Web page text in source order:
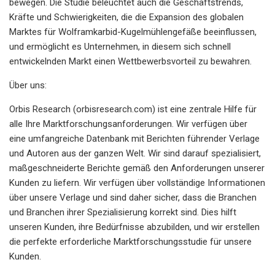
bewegen. Die Studie beleuchtet auch die Geschäftstrends,
Kräfte und Schwierigkeiten, die die Expansion des globalen
Marktes für Wolframkarbid-Kugelmühlengefäße beeinflussen,
und ermöglicht es Unternehmen, in diesem sich schnell
entwickelnden Markt einen Wettbewerbsvorteil zu bewahren.
Über uns:
Orbis Research (orbisresearch.com) ist eine zentrale Hilfe für
alle Ihre Marktforschungsanforderungen. Wir verfügen über
eine umfangreiche Datenbank mit Berichten führender Verlage
und Autoren aus der ganzen Welt. Wir sind darauf spezialisiert,
maßgeschneiderte Berichte gemäß den Anforderungen unserer
Kunden zu liefern. Wir verfügen über vollständige Informationen
über unsere Verlage und sind daher sicher, dass die Branchen
und Branchen ihrer Spezialisierung korrekt sind. Dies hilft
unseren Kunden, ihre Bedürfnisse abzubilden, und wir erstellen
die perfekte erforderliche Marktforschungsstudie für unsere
Kunden.